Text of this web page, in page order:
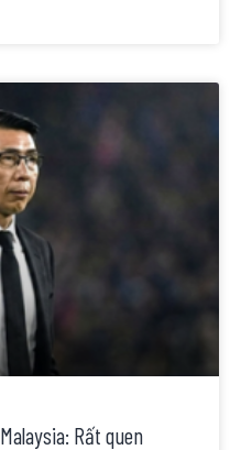
Rất quen